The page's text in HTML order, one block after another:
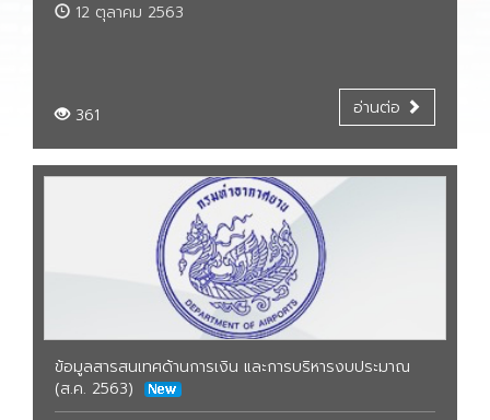
12 ตุลาคม 2563
361 อ่านต่อ
ข้อมูลสารสนเทศด้านการเงิน และการบริหารงบประมาณ
(ส.ค. 2563)